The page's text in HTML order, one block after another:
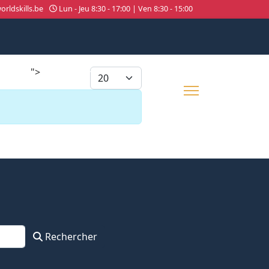
Lun - Jeu 8:30 - 17:00 | Ven 8:30 - 15:00
"> Afficher #
Rechercher